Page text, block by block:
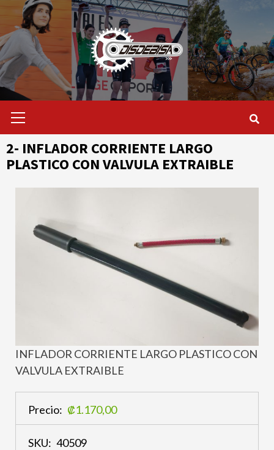
Saltar
contenido
primario
2- INFLADOR CORRIENTE LARGO
PLASTICO CON VALVULA EXTRAIBLE
INFLADOR CORRIENTE LARGO PLASTICO CON
VALVULA EXTRAIBLE
Precio: ₡1.170,00
SKU: 40509